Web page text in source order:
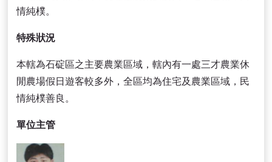
情純樸。
特殊狀況
本轄為石碇區之主要農業區域，轄內有一處三才農業休
閒農場假日遊客較多外，全區均為住宅及農業區域，民
情純樸善良。
單位主管